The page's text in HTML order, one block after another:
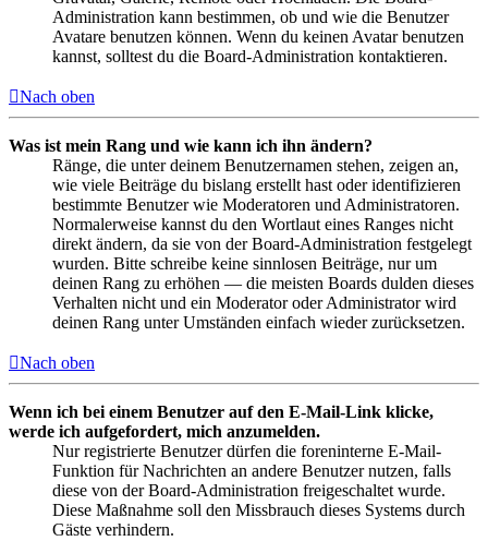
Administration kann bestimmen, ob und wie die Benutzer
Avatare benutzen können. Wenn du keinen Avatar benutzen
kannst, solltest du die Board-Administration kontaktieren.
Nach oben
Was ist mein Rang und wie kann ich ihn ändern?
Ränge, die unter deinem Benutzernamen stehen, zeigen an,
wie viele Beiträge du bislang erstellt hast oder identifizieren
bestimmte Benutzer wie Moderatoren und Administratoren.
Normalerweise kannst du den Wortlaut eines Ranges nicht
direkt ändern, da sie von der Board-Administration festgelegt
wurden. Bitte schreibe keine sinnlosen Beiträge, nur um
deinen Rang zu erhöhen — die meisten Boards dulden dieses
Verhalten nicht und ein Moderator oder Administrator wird
deinen Rang unter Umständen einfach wieder zurücksetzen.
Nach oben
Wenn ich bei einem Benutzer auf den E-Mail-Link klicke,
werde ich aufgefordert, mich anzumelden.
Nur registrierte Benutzer dürfen die foreninterne E-Mail-
Funktion für Nachrichten an andere Benutzer nutzen, falls
diese von der Board-Administration freigeschaltet wurde.
Diese Maßnahme soll den Missbrauch dieses Systems durch
Gäste verhindern.